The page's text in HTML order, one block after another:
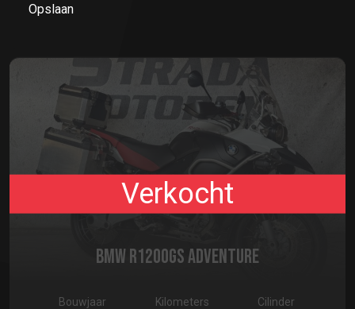
Opslaan
Verkocht
BMW R1200GS ADVENTURE
Bouwjaar
Kilometers
Cilinder